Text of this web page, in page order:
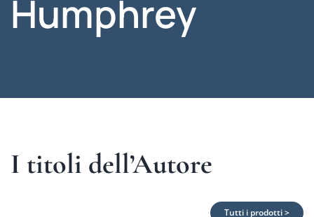
Humphrey
I titoli dell’Autore
Tutti i prodotti >